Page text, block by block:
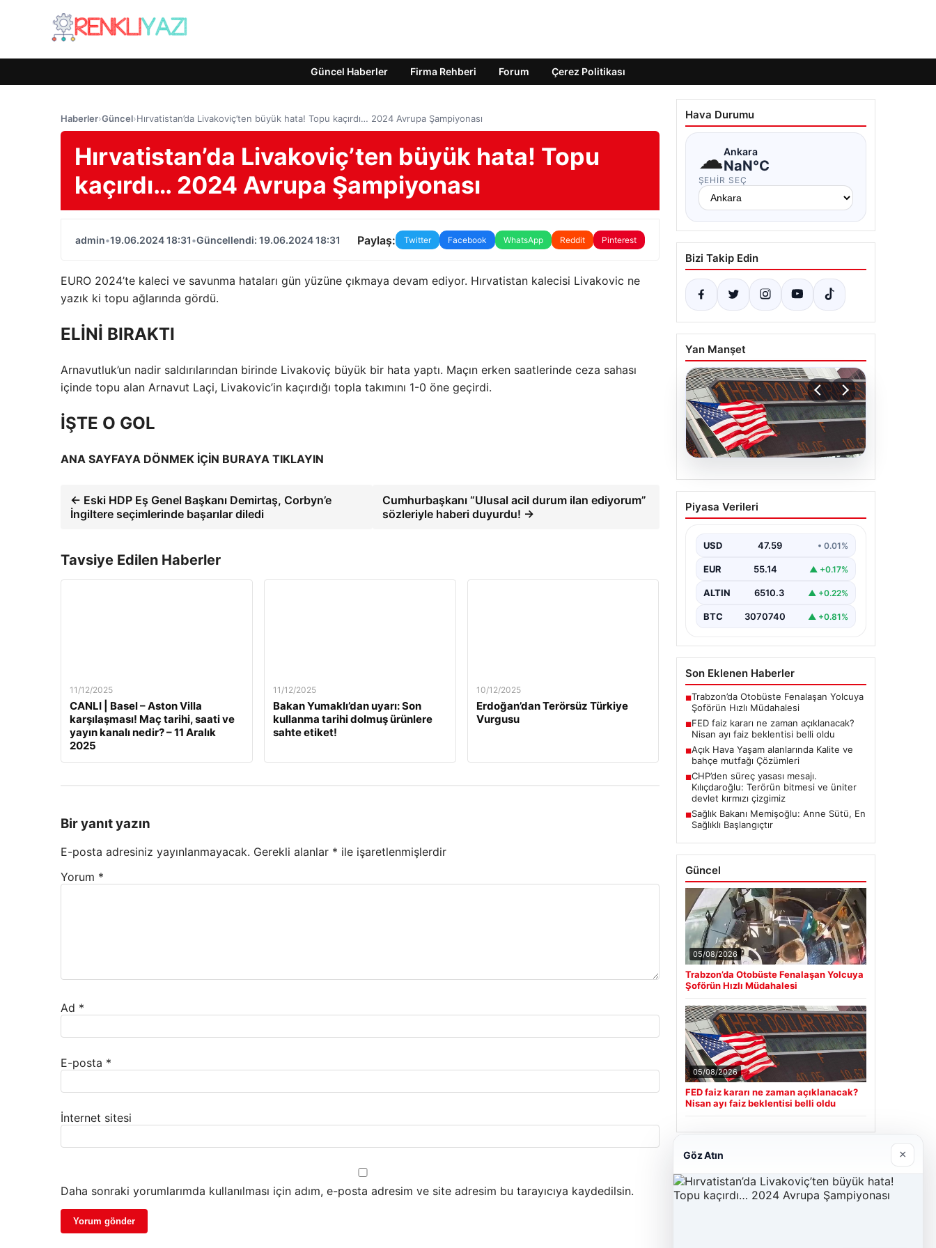
Güncel Haberler Firma Rehberi Forum Çerez Politikası
Haberler›Güncel›Hırvatistan’da Livakoviç’ten büyük hata! Topu kaçırdı… 2024 Avrupa Şampiyonası
Hırvatistan’da Livakoviç’ten büyük hata! Topu
kaçırdı… 2024 Avrupa Şampiyonası
admin•19.06.2024 18:31•Güncellendi: 19.06.2024 18:31 Paylaş: Twitter Facebook WhatsApp Reddit Pinterest
EURO 2024’te kaleci ve savunma hataları gün yüzüne çıkmaya devam ediyor. Hırvatistan kalecisi Livakovic ne
yazık ki topu ağlarında gördü.
ELİNİ BIRAKTI
Arnavutluk’un nadir saldırılarından birinde Livakoviç büyük bir hata yaptı. Maçın erken saatlerinde ceza sahası
içinde topu alan Arnavut Laçi, Livakovic’in kaçırdığı topla takımını 1-0 öne geçirdi.
İŞTE O GOL
ANA SAYFAYA DÖNMEK İÇİN BURAYA TIKLAYIN
← Eski HDP Eş Genel Başkanı Demirtaş, Corbyn’e
İngiltere seçimlerinde başarılar diledi
Cumhurbaşkanı “Ulusal acil durum ilan ediyorum”
sözleriyle haberi duyurdu! →
Tavsiye Edilen Haberler
11/12/2025
CANLI | Basel – Aston Villa
karşılaşması! Maç tarihi, saati ve
yayın kanalı nedir? – 11 Aralık
2025
11/12/2025
Bakan Yumaklı’dan uyarı: Son
kullanma tarihi dolmuş ürünlere
sahte etiket!
10/12/2025
Erdoğan’dan Terörsüz Türkiye
Vurgusu
Bir yanıt yazın
E-posta adresiniz yayınlanmayacak. Gerekli alanlar * ile işaretlenmişlerdir
Yorum *
Ad *
E-posta *
İnternet sitesi
Daha sonraki yorumlarımda kullanılması için adım, e-posta adresim ve site adresim bu tarayıcıya kaydedilsin.
Hava Durumu
☁Ankara
NaN°C
ŞEHIR SEÇ
Bizi Takip Edin
Yan Manşet
05.08.2026
FED faiz kararı ne zaman
açıklanacak? Nisan ayı
Piyasa Verileri
USD 47.59 • 0.01%
EUR 55.14 ▲ +0.17%
ALTIN 6510.3 ▲ +0.22%
BTC 3070740 ▲ +0.81%
Son Eklenen Haberler
■Trabzon’da Otobüste Fenalaşan Yolcuya
Şoförün Hızlı Müdahalesi
■FED faiz kararı ne zaman açıklanacak?
Nisan ayı faiz beklentisi belli oldu
■Açık Hava Yaşam alanlarında Kalite ve
bahçe mutfağı Çözümleri
■CHP’den süreç yasası mesajı.
Kılıçdaroğlu: Terörün bitmesi ve üniter
devlet kırmızı çizgimiz
■Sağlık Bakanı Memişoğlu: Anne Sütü, En
Sağlıklı Başlangıçtır
Güncel
05/08/2026
Trabzon’da Otobüste Fenalaşan Yolcuya
Şoförün Hızlı Müdahalesi
05/08/2026
FED faiz kararı ne zaman açıklanacak?
Nisan ayı faiz beklentisi belli oldu
Son Eklenen Firmalar
Cengiz Sigorta
Göz Atın ×